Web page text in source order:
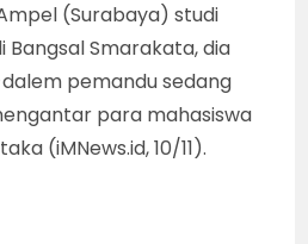
(Surabaya) studi
Bangsal Smarakata, dia
pemandu sedang
para mahasiswa
(iMNews.id, 10/11).